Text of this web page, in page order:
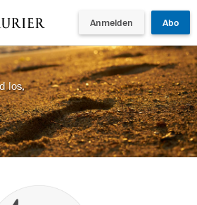
Anmelden Abo
los,